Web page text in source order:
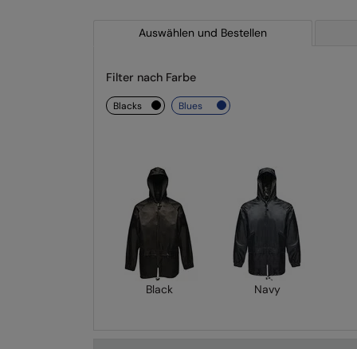
Auswählen und Bestellen
Filter nach Farbe
blacks blues
Black Navy